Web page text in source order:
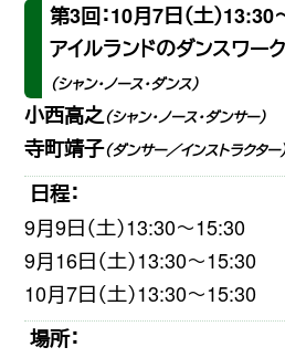
第3回：10月7日（土）
アイルランドのダンスワー
（シャン・ノース・ダンス）
小西高之（シャン・ノース・ダンサー）
寺町靖子（ダンサー／インストラクター
日程：
9月9日（土）13:30〜15:30
9月16日（土）13:30〜15:30
10月7日（土）13:30〜15:30
場所：